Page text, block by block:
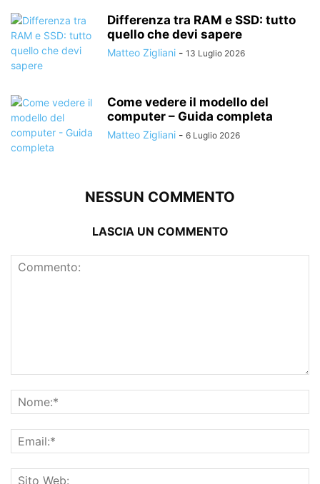
Differenza tra RAM e SSD: tutto
quello che devi sapere
Matteo Zigliani - 13 Luglio 2026
Come vedere il modello del
computer – Guida completa
Matteo Zigliani - 6 Luglio 2026
NESSUN COMMENTO
LASCIA UN COMMENTO